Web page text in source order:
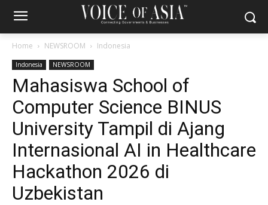
Home NEWSROOM Indonesia
Indonesia NEWSROOM
Mahasiswa School of
Computer Science BINUS
University Tampil di Ajang
Internasional AI in Healthcare
Hackathon 2026 di
Uzbekistan